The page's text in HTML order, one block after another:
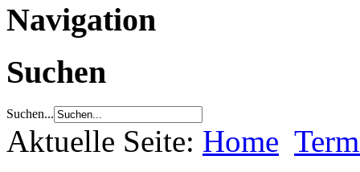
Navigation
Suchen
Suchen...
Aktuelle Seite: Home